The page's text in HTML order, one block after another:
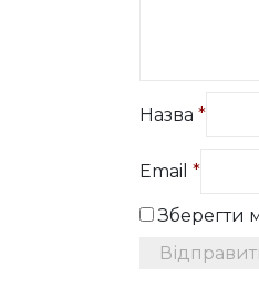
Назва *
Email *
Зберегти